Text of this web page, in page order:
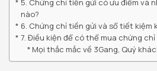
5. Chứng chỉ tiền gửi có ưu điểm và
nào?
6. Chứng chỉ tiền gửi và sổ tiết kiệm
7. Điều kiện để có thể mua chứng
Mọi thắc mắc về 3Gang, Quý